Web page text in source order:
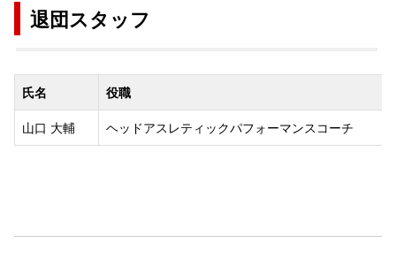
退団スタッフ
氏名 役職
山口 大輔 ヘッドアスレティックパフォーマンスコーチ